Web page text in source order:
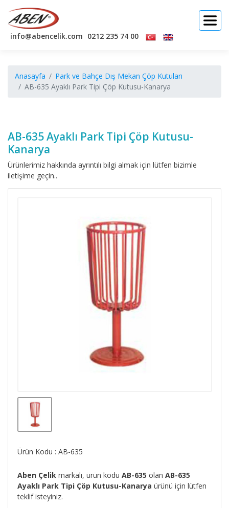
info@abencelik.com 0212 235 74 00
Anasayfa
Park ve Bahçe Dış Mekan Çöp Kutuları
AB-635 Ayaklı Park Tipi Çöp Kutusu-Kanarya
AB-635 Ayaklı Park Tipi Çöp Kutusu-
Kanarya
Ürünlerimiz hakkında ayrıntılı bilgi almak için lütfen bizimle
iletişime geçin..
Ürün Kodu : AB-635
Aben Çelikmarkalı, ürün kodu AB-635 olan AB-635
Ayaklı Park Tipi Çöp Kutusu-Kanarya ürünü için lütfen
teklif isteyiniz.